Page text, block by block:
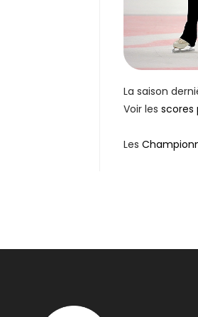
La saison
Voir les scores
Les